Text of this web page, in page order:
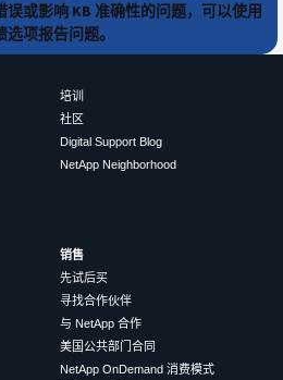
误或影响 KB 准确性的问题，可以使用
项报告问题。
培训
社区
Digital Support Blog
NetApp Neighborhood
销售
先试后买
寻找合作伙伴
与 NetApp 合作
美国公共部门合同
NetApp OnDemand 消费模式